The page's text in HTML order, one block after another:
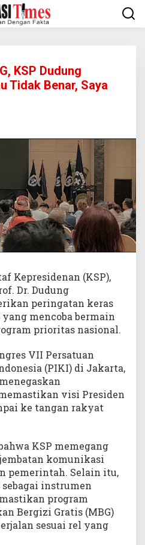
KSP Dudung
Tidak Benar, Saya
Kepresidenan (KSP),
Dr. Dudung
peringatan keras
mencoba bermain
prioritas nasional.
VII Persatuan
(PIKI) di Jakarta,
visi Presiden
ke tangan rakyat
KSP memegang
komunikasi
pemerintah. Selain itu,
instrumen
program
Bergizi Gratis (MBG)
sesuai rel yang